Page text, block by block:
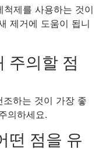
제를 사용하는 것이
제거에 도움이 됩니
주의할 점
하는 것이 가장 좋
의하세요.
떤 점을 유